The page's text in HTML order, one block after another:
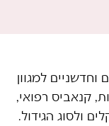
למגוון
קנאביס רפואי,
ולסוג הגידול.